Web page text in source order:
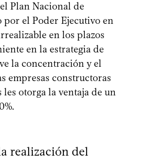
Plan Nacional de
por el Poder Ejecutivo en
en los plazos
en la estrategia de
la concentración y el
empresas constructoras
otorga la ventaja de un
realización del